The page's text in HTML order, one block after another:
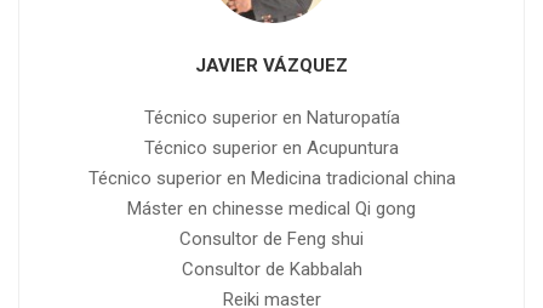
JAVIER VÁZQUEZ
Técnico superior en Naturopatía
Técnico superior en Acupuntura
Técnico superior en Medicina tradicional china
Máster en chinesse medical Qi gong
Consultor de Feng shui
Consultor de Kabbalah
Reiki master